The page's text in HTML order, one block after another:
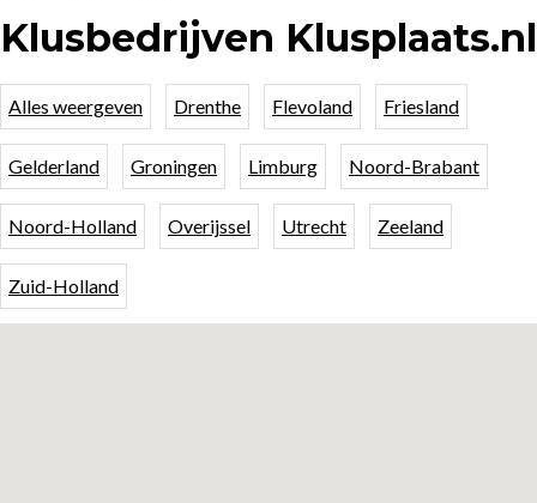
Klusbedrijven Klusplaats.nl
Alles weergeven Drenthe Flevoland Friesland
Gelderland Groningen Limburg Noord-Brabant
Noord-Holland Overijssel Utrecht Zeeland
Zuid-Holland